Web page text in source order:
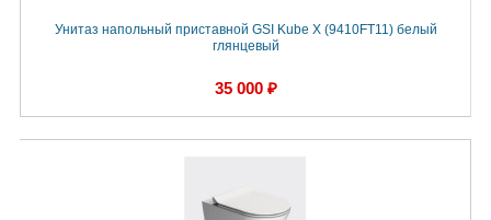
Унитаз напольный приставной GSI Kube X (9410FT11) белый
глянцевый
35 000 ₽